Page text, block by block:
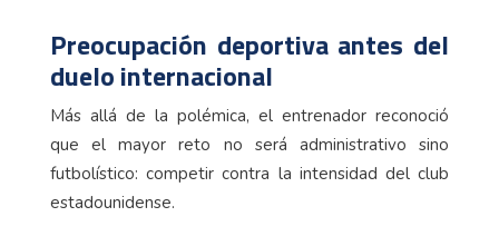
Preocupación deportiva antes del
duelo internacional
Más allá de la polémica, el entrenador reconoció
que el mayor reto no será administrativo sino
futbolístico: competir contra la intensidad del club
estadounidense.